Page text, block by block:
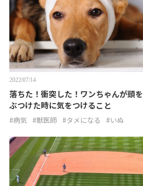
2022/07/14
落ちた！衝突した！ワンちゃんが頭を
ぶつけた時に気をつけること
#病気 #獣医師 #タメになる #いぬ